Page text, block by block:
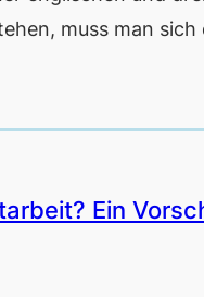
muss man
Ein